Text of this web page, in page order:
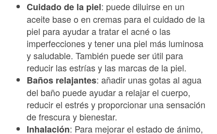
Cuidado de la piel: puede diluirse en un
aceite base o en cremas para el cuidado de la
piel para ayudar a tratar el acné o las
imperfecciones y tener una piel más luminosa
y saludable. También puede ser útil para
reducir las estrías y las marcas de la piel.
Baños relajantes: añadir unas gotas al agua
del baño puede ayudar a relajar el cuerpo,
reducir el estrés y proporcionar una sensación
de frescura y bienestar.
Inhalación: Para mejorar el estado de ánimo,